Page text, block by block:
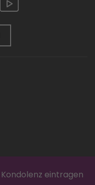
Kondolenz eintragen